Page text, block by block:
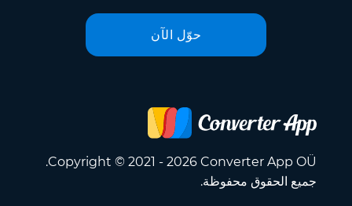
حوّل الآن
Copyright © 2021 - 2026 Converter App OÜ.
جميع الحقوق محفوظة.